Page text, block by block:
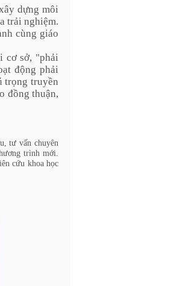
dựng môi
trải nghiệm.
cùng giáo
cơ sở, "phải
động phải
trọng truyền
đồng thuận,
tư vấn chuyên
trình mới.
cứu khoa học